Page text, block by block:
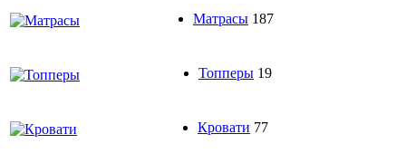
Матрасы 187
Топперы 19
Кровати 77